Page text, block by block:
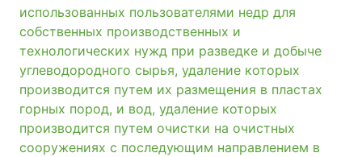
использованных пользователями недр для
собственных производственных и
технологических нужд при разведке и добыче
углеводородного сырья, удаление которых
производится путем их размещения в пластах
горных пород, и вод, удаление которых
производится путем очистки на очистных
сооружениях с последующим направлением в